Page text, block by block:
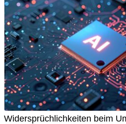
Widersprüchlichkeiten beim